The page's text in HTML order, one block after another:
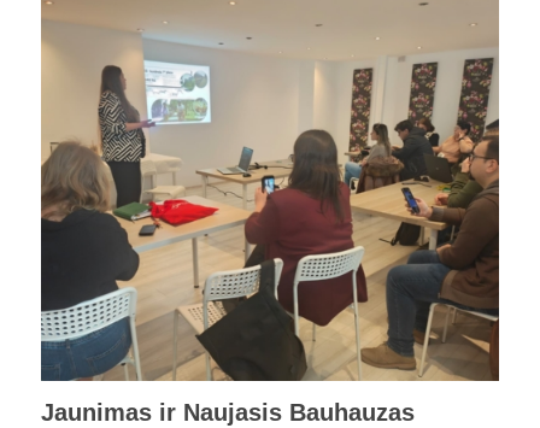
Jaunimas ir Naujasis Bauhauzas